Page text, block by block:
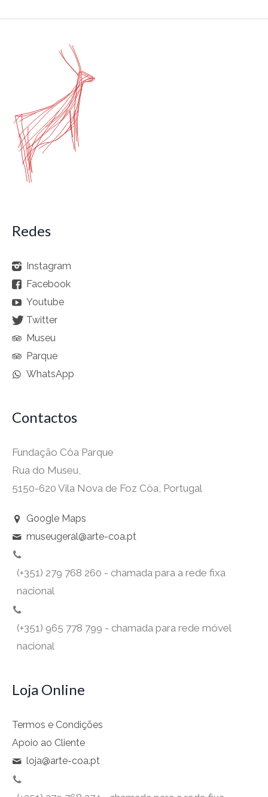
Redes
Instagram
Facebook
Youtube
Twitter
Museu
Parque
WhatsApp
Contactos
Fundação Côa Parque
Rua do Museu,
5150-620 Vila Nova de Foz Côa, Portugal
Google Maps
museugeral@arte-coa.pt
(+351) 279 768 260 - chamada para a rede fixa
nacional
(+351) 965 778 799 - chamada para rede móvel
nacional
Loja Online
Termos e Condições
Apoio ao Cliente
loja@arte-coa.pt